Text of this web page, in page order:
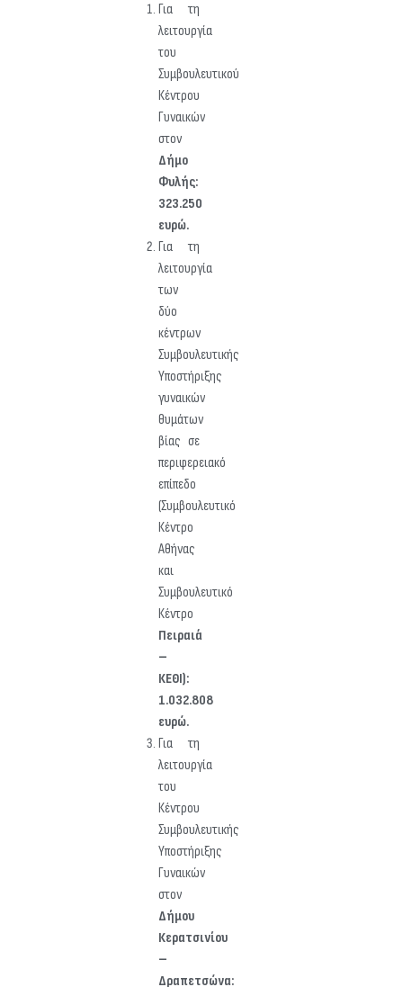
Για τη
λειτουργία
του
Συμβουλευτικού
Κέντρου
Γυναικών
στον
Δήμο
Φυλής:
323.250
ευρώ.
Για τη
λειτουργία
των
δύο
κέντρων
Συμβουλευτικής
Υποστήριξης
γυναικών
θυμάτων
βίας σε
περιφερειακό
επίπεδο
(Συμβουλευτικό
Κέντρο
Αθήνας
και
Συμβουλευτικό
Κέντρο
Πειραιά
–
ΚΕΘΙ):
1.032.808
ευρώ.
Για τη
λειτουργία
του
Κέντρου
Συμβουλευτικής
Υποστήριξης
Γυναικών
στον
Δήμου
Κερατσινίου
–
Δραπετσώνα: